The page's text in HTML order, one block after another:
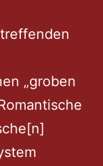
„groben